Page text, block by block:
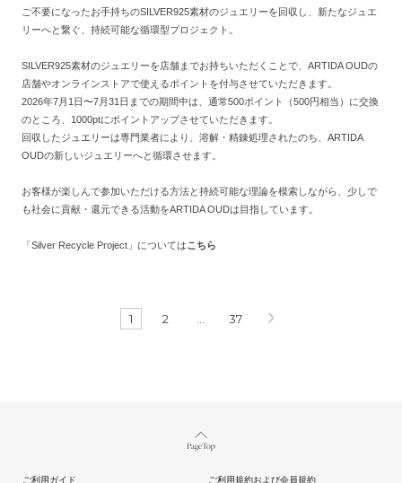
ご不要になったお手持ちのSILVER925素材のジュエリーを回収し、新たなジュエ
リーへと繋ぐ、持続可能な循環型プロジェクト。
SILVER925素材のジュエリーを店舗までお持ちいただくことで、ARTIDA OUDの
店舗やオンラインストアで使えるポイントを付与させていただきます。
2026年7月1日〜7月31日までの期間中は、通常500ポイント（500円相当）に交換
のところ、1000ptにポイントアップさせていただきます。
回収したジュエリーは専門業者により、溶解・精錬処理されたのち、ARTIDA
OUDの新しいジュエリーへと循環させます。
お客様が楽しんで参加いただける方法と持続可能な理論を模索しながら、少しで
も社会に貢献・還元できる活動をARTIDA OUDは目指しています。
「Silver Recycle Project」についてはこちら
1 2 37
Page Top
ご利用ガイド ご利用規約および会員規約